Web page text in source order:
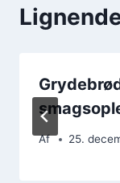
Af 25.